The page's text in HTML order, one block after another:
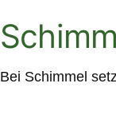
Bei Schimmel